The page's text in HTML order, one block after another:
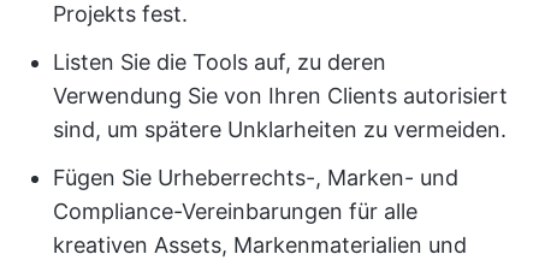
Projekts fest.
Listen Sie die Tools auf, zu deren
Verwendung Sie von Ihren Clients autorisiert
sind, um spätere Unklarheiten zu vermeiden.
Fügen Sie Urheberrechts-, Marken- und
Compliance-Vereinbarungen für alle
kreativen Assets, Markenmaterialien und